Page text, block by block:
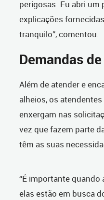
perigosas. Eu abri um
explicações
tranquilo”, comentou.
Demandas
Além de atender e
alheios, os
enxergam nas
vez que fazem parte
têm as suas
“É importante quando
elas estão em busca